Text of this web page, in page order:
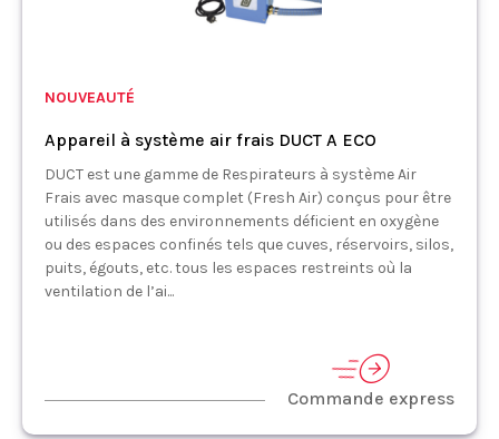
NOUVEAUTÉ
Appareil à système air frais DUCT A ECO
DUCT est une gamme de Respirateurs à système Air
Frais avec masque complet (Fresh Air) conçus pour être
utilisés dans des environnements déficient en oxygène
ou des espaces confinés tels que cuves, réservoirs, silos,
puits, égouts, etc. tous les espaces restreints où la
ventilation de l’ai...
Commande express